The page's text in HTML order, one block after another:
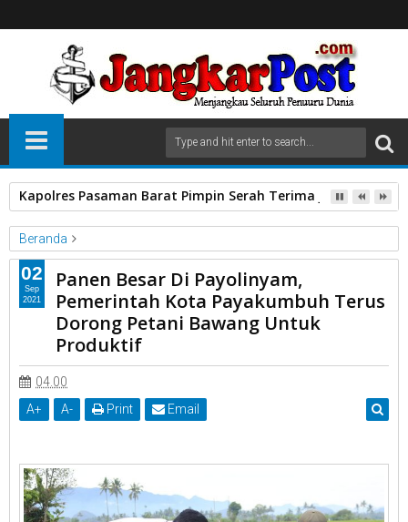
Kapolres Pasaman Barat Pimpin Serah Terima Jabatan PJU
Beranda
Erwin Yunaz
Kota Payakumbuh
Panen Bawang
Pemko Payakumbuh
Wakil Walikota
Panen Besar Di Payolinyam, Pemerintah Kota Payakumbuh
Terus Dorong Petani Bawang Untuk Produktif
Panen Besar Di Payolinyam,
Pemerintah Kota Payakumbuh Terus
Dorong Petani Bawang Untuk
Produktif
04.00
A+ A- Print Email
02
Sep
2021